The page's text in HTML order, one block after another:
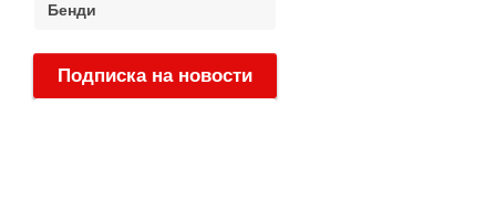
Бенди
Подписка на новости